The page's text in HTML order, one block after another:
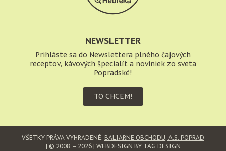
NEWSLETTER
Prihláste sa do Newslettera plného čajových
receptov, kávových špecialít a noviniek zo sveta
Popradské!
TO CHCEM!
VŠETKY PRÁVA VYHRADENÉ. BALIARNE OBCHODU, A.S. POPRAD
| © 2008 – 2026 | WEBDESIGN BY TAG DESIGN